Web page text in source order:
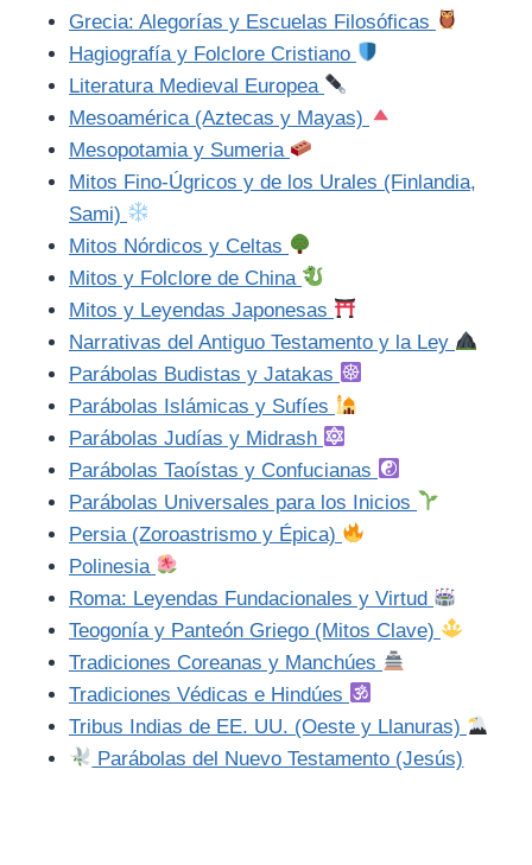
Grecia: Alegorías y Escuelas Filosóficas
Hagiografía y Folclore Cristiano
Literatura Medieval Europea
Mesoamérica (Aztecas y Mayas)
Mesopotamia y Sumeria
Mitos Fino-Úgricos y de los Urales (Finlandia,
Sami)
Mitos Nórdicos y Celtas
Mitos y Folclore de China
Mitos y Leyendas Japonesas
Narrativas del Antiguo Testamento y la Ley
Parábolas Budistas y Jatakas
Parábolas Islámicas y Sufíes
Parábolas Judías y Midrash
Parábolas Taoístas y Confucianas
Parábolas Universales para los Inicios
Persia (Zoroastrismo y Épica)
Polinesia
Roma: Leyendas Fundacionales y Virtud
Teogonía y Panteón Griego (Mitos Clave)
Tradiciones Coreanas y Manchúes
Tradiciones Védicas e Hindúes
Tribus Indias de EE. UU. (Oeste y Llanuras)
Parábolas del Nuevo Testamento (Jesús)